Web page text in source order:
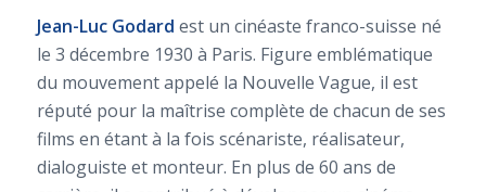
Jean-Luc Godard est un cinéaste franco-suisse né
le 3 décembre 1930 à Paris. Figure emblématique
du mouvement appelé la Nouvelle Vague, il est
réputé pour la maîtrise complète de chacun de ses
films en étant à la fois scénariste, réalisateur,
dialoguiste et monteur. En plus de 60 ans de